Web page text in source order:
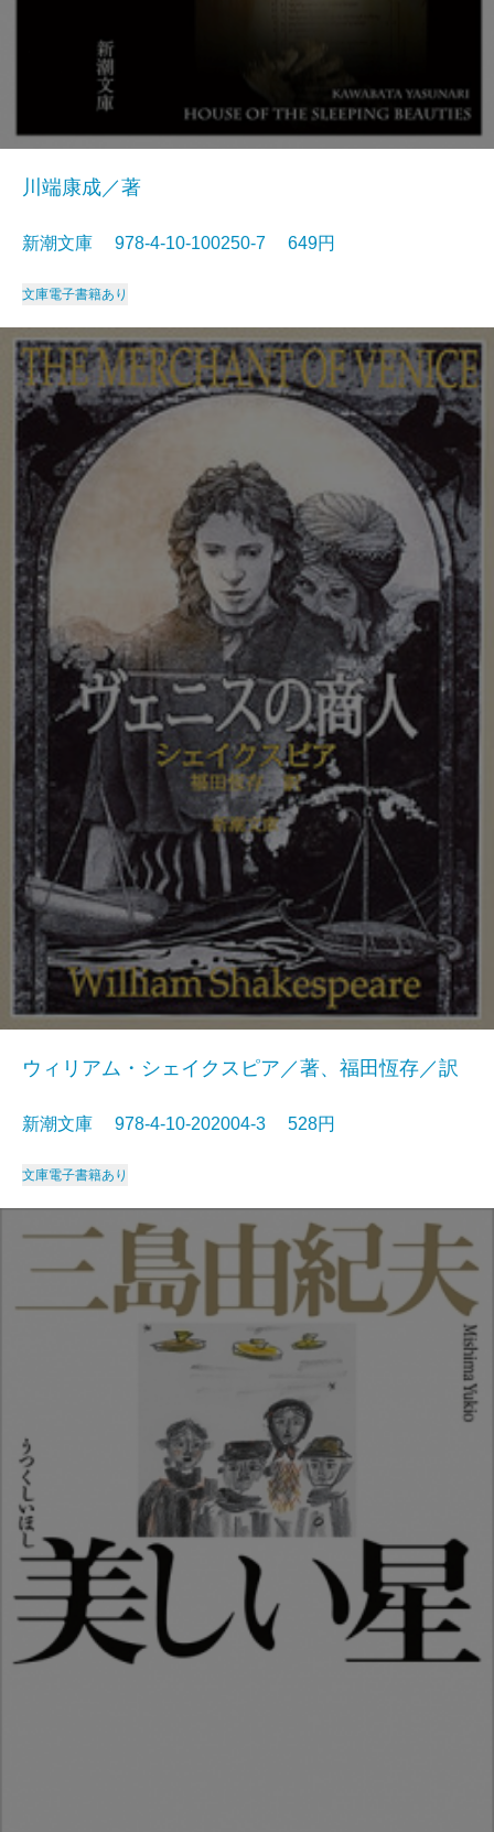
川端康成／著
新潮文庫 978-4-10-100250-7 649円
文庫電子書籍あり
ウィリアム・シェイクスピア／著、福田恆存／訳
新潮文庫 978-4-10-202004-3 528円
文庫電子書籍あり